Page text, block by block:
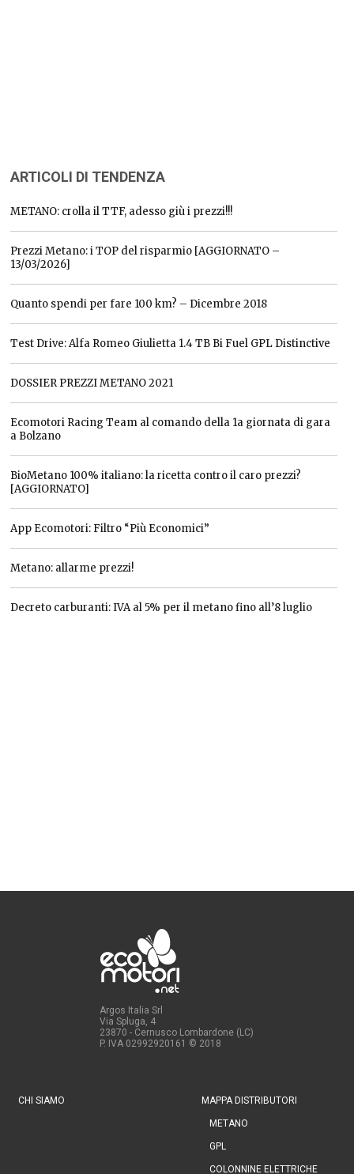
ARTICOLI DI TENDENZA
METANO: crolla il TTF, adesso giù i prezzi!!!
Prezzi Metano: i TOP del risparmio [AGGIORNATO –
13/03/2026]
Quanto spendi per fare 100 km? – Dicembre 2018
Test Drive: Alfa Romeo Giulietta 1.4 TB Bi Fuel GPL Distinctive
DOSSIER PREZZI METANO 2021
Ecomotori Racing Team al comando della 1a giornata di gara
a Bolzano
BioMetano 100% italiano: la ricetta contro il caro prezzi?
[AGGIORNATO]
App Ecomotori: Filtro “Più Economici”
Metano: allarme prezzi!
Decreto carburanti: IVA al 5% per il metano fino all’8 luglio
Argos Italia Srl
Via Spluga, 4
23870 - Cernusco Lombardone (LC)
P. IVA 02992920161 © 2018
CHI SIAMO MAPPA DISTRIBUTORI
METANO
GPL
COLONNINE ELETTRICHE